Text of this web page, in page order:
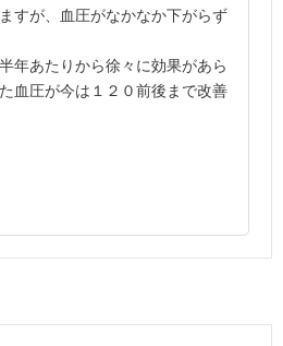
すが、血圧がなかなか下がらず
年あたりから徐々に効果があら
血圧が今は１２０前後まで改善